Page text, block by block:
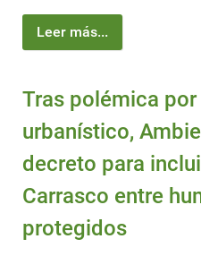
Leer más...
Tras polémica
urbanístico,
decreto para
Carrasco entre
protegidos